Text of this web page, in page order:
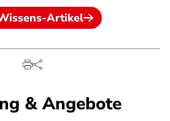
Artikel
& Angebote